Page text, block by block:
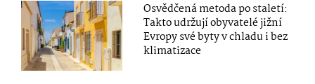
Osvědčená metoda po staletí:
Takto udržují obyvatelé jižní
Evropy své byty v chladu i bez
klimatizace